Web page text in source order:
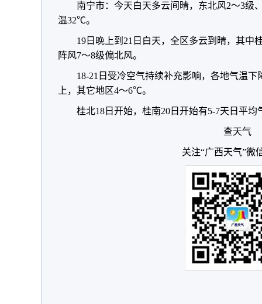
南宁市：今天白天多云间晴，东北风2～3级
温32℃。
19日晚上到21日白天，全区多云到晴，其中
阵风7～8级偏北风。
18-21日受冷空气持续补充影响，各地气温
上，其它地区4～6℃。
桂北18日开始，桂南20日开始有5-7天日平
查天气
关注“广西天气”微